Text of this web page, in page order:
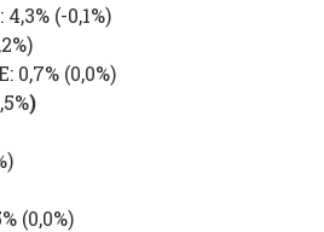
: 4,3% (-0,1%)
)
: 0,7% (0,0%)
)
)
(0,0%)